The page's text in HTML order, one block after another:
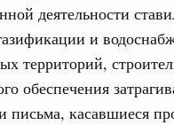
деятельности
и
территорий,
обеспечения
письма, касавшиеся
граждан
9 апреля, четверг